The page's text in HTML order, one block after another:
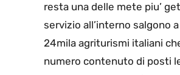
resta una delle mete piu’
servizio all’interno salgono
24mila agriturismi italiani
numero contenuto di posti